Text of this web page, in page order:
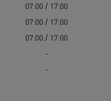
07:00 / 17:00
07:00 / 17:00
07:00 / 17:00
-
-